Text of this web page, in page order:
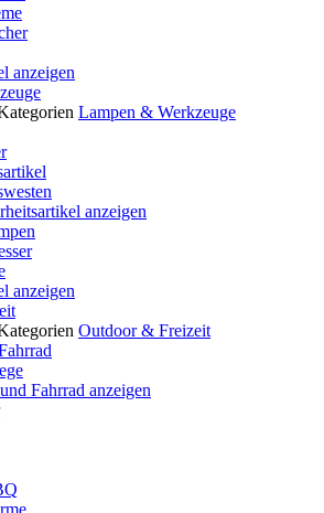
anzeigen
Lampen & Werkzeuge
anzeigen
anzeigen
Outdoor & Freizeit
Fahrrad anzeigen